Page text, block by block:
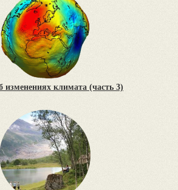
климата (часть 3)